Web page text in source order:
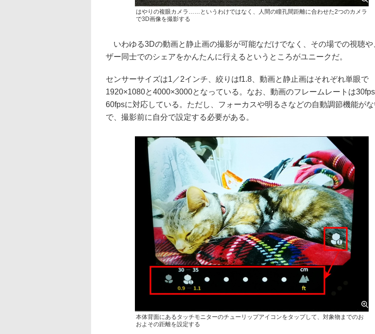
はやりの複眼カメラ……というわけではなく、人間の瞳孔間距離に合わせた2つのカメラ
で3D画像を撮影する
いわゆる3Dの動画と静止画の撮影が可能なだけでなく、その場での視聴や
ザー同士でのシェアをかんたんに行えるというところがユニークだ。
センサーサイズは1／2インチ、絞りはf1.8、動画と静止画はそれぞれ単眼で
1920×1080と4000×3000となっている。なお、動画のフレームレートは30fps
60fpsに対応している。ただし、フォーカスや明るさなどの自動調節機能が
で、撮影前に自分で設定する必要がある。
本体背面にあるタッチモニターのチューリップアイコンをタップして、対象物までのお
およその距離を設定する